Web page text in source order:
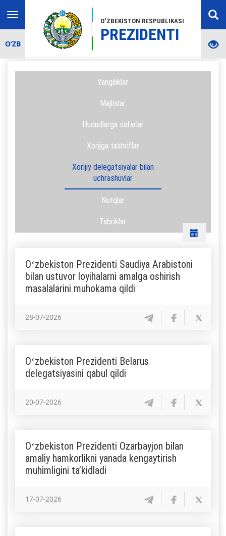
O‘ZBEKISTON RESPUBLIKASI
PREZIDENTI
Toggle
navigation
O‘ZB
Yangiliklar
Majlislar
Hududlarga safarlar
Xorijga tashriflar
Xorijiy delegatsiyalar bilan
uchrashuvlar
Nutqlar
Tabriklar
Oʻzbekiston Prezidenti Saudiya Arabistoni
bilan ustuvor loyihalarni amalga oshirish
masalalarini muhokama qildi
28-07-2026
Oʻzbekiston Prezidenti Belarus
delegatsiyasini qabul qildi
20-07-2026
Oʻzbekiston Prezidenti Ozarbayjon bilan
amaliy hamkorlikni yanada kengaytirish
muhimligini taʼkidladi
17-07-2026